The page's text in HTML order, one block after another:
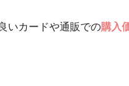
いカードや通販での購入